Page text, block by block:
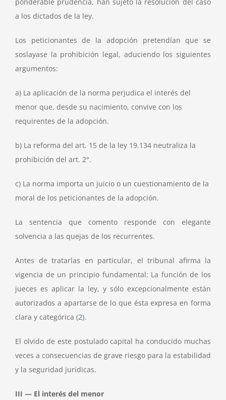
a los dictados de la ley.
Los peticionantes de la adopción pretendían que se
soslayase la prohibición legal, aduciendo los siguientes
argumentos:
a) La aplicación de la norma perjudica el interés del
menor que, desde su nacimiento, convive con los
requirentes de la adopción.
b) La reforma del art. 15 de la ley 19.134 neutraliza la
prohibición del art. 2°.
c) La norma importa un juicio o un cuestionamiento de la
moral de los peticionantes de la adopción.
La sentencia que comento responde con elegante
solvencia a las quejas de los recurrentes.
Antes de tratarlas en particular, el tribunal afirma la
vigencia de un principio fundamental: La función de los
jueces es aplicar la ley, y sólo excepcionalmente están
autorizados a apartarse de lo que ésta expresa en forma
clara y categórica (2).
El olvido de este postulado capital ha conducido muchas
veces a consecuencias de grave riesgo para la estabilidad
y la seguridad jurídicas.
III — El interés del menor